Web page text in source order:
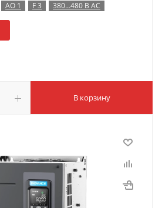
AO 1 F 3 380…480 В AC
В корзину